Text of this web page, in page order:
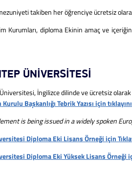
takiben her öğrenciye ücretsiz
Kurumları, diploma Ekinin amaç ve
ÜNİVERSİTESİ
İngilizce dilinde ve ücretsiz
Başkanlığı Tebrik Yazısı için
is being issued in a widely spoken
Diploma Eki Lisans Örneği için
Diploma Eki Yüksek Lisans Örneği